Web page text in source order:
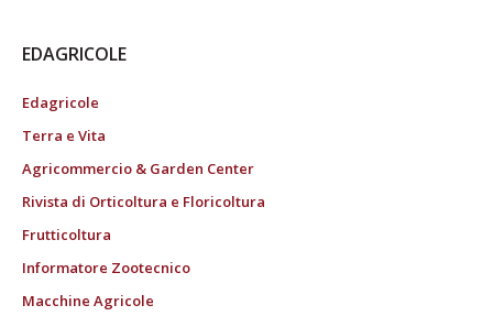
EDAGRICOLE
Edagricole
Terra e Vita
Agricommercio & Garden Center
Rivista di Orticoltura e Floricoltura
Frutticoltura
Informatore Zootecnico
Macchine Agricole